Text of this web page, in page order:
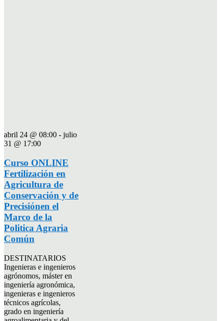
abril 24 @ 08:00 - julio
31 @ 17:00
Curso ONLINE
Fertilización en
Agricultura de
Conservación y de
Precisiónen el
Marco de la
Politica Agraria
Común
DESTINATARIOS
Ingenieras e ingenieros
agrónomos, máster en
ingeniería agronómica,
ingenieras e ingenieros
técnicos agrícolas,
grado en ingeniería